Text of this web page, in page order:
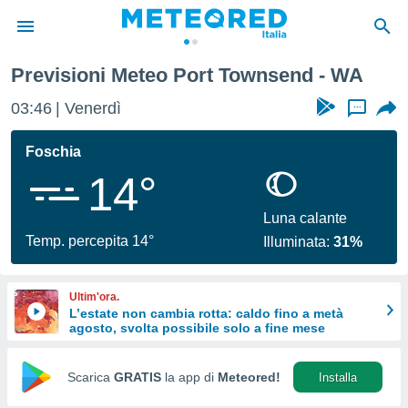
di
le
di
Web
Previsioni Meteo Port Townsend - WA
03:46 Venerdì ...
Foschia
14°
Temp. percepita 14°
Luna calante
Illuminata:31%
Ultim'ora.
L’estate non cambia rotta: caldo fino a metà
agosto, svolta possibile solo a fine mese
Scarica GRATIS la app di Meteored! Installa